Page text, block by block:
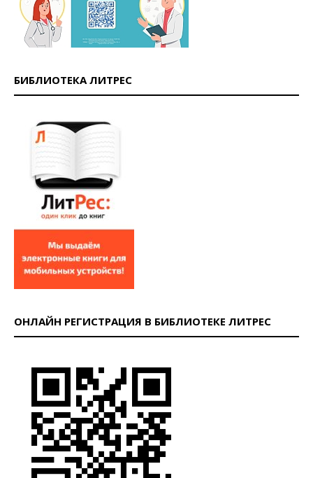
БИБЛИОТЕКА ЛИТРЕС
ОНЛАЙН РЕГИСТРАЦИЯ В БИБЛИОТЕКЕ ЛИТРЕС